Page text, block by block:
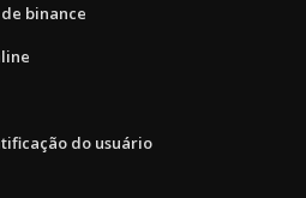
binance
do usuário